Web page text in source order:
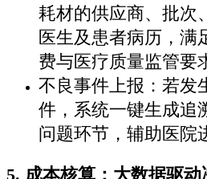
耗材的供应商、批次
医生及患者病历，满
费与医疗质量监管要
不良事件上报：若发
件，系统一键生成追
问题环节，辅助医院
5. 成本核算：大数据驱动